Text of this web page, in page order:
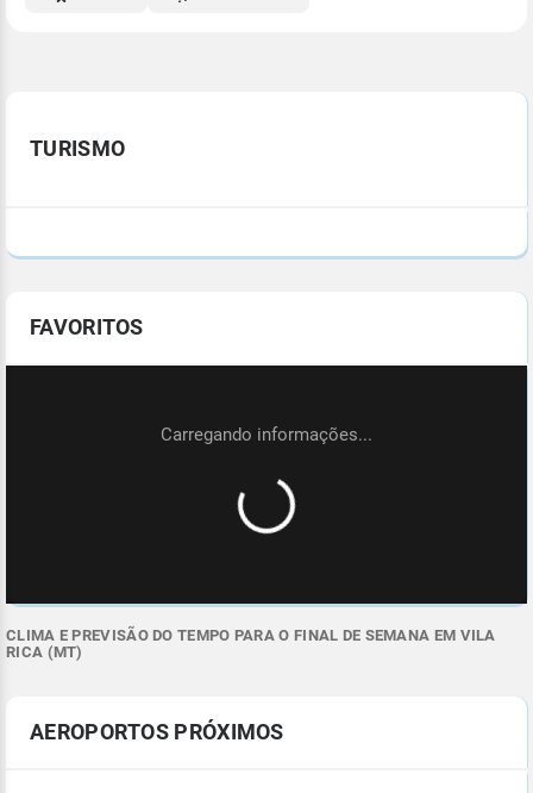
TURISMO
FAVORITOS
CLIMA E PREVISÃO DO TEMPO PARA O FINAL DE SEMANA EM VILA
RICA (MT)
AEROPORTOS PRÓXIMOS